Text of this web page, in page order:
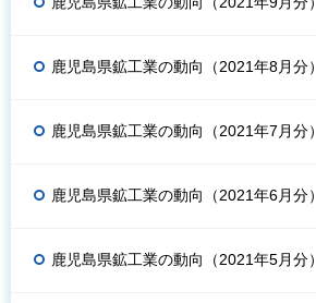
鹿児島県鉱工業の動向（2021年8月分）
鹿児島県鉱工業の動向（2021年7月分）
鹿児島県鉱工業の動向（2021年6月分）
鹿児島県鉱工業の動向（2021年5月分）